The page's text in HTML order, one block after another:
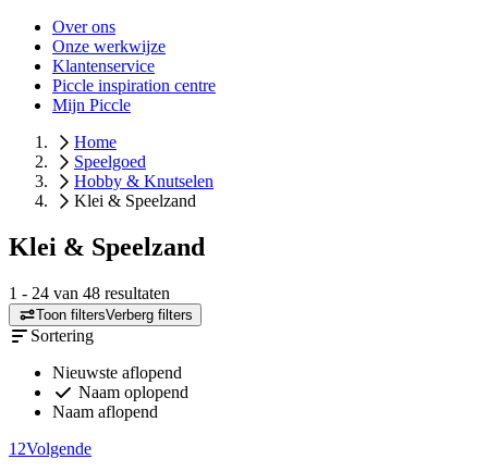
Over ons
Onze werkwijze
Klantenservice
Piccle inspiration centre
Mijn Piccle
Home
Speelgoed
Hobby & Knutselen
Klei & Speelzand
Klei & Speelzand
1 - 24 van 48 resultaten
Toon filtersVerberg filters
Sortering
Nieuwste aflopend
Naam oplopend
Naam aflopend
1 2Volgende